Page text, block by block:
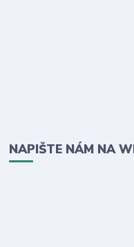
NAPIŠTE NÁM NA